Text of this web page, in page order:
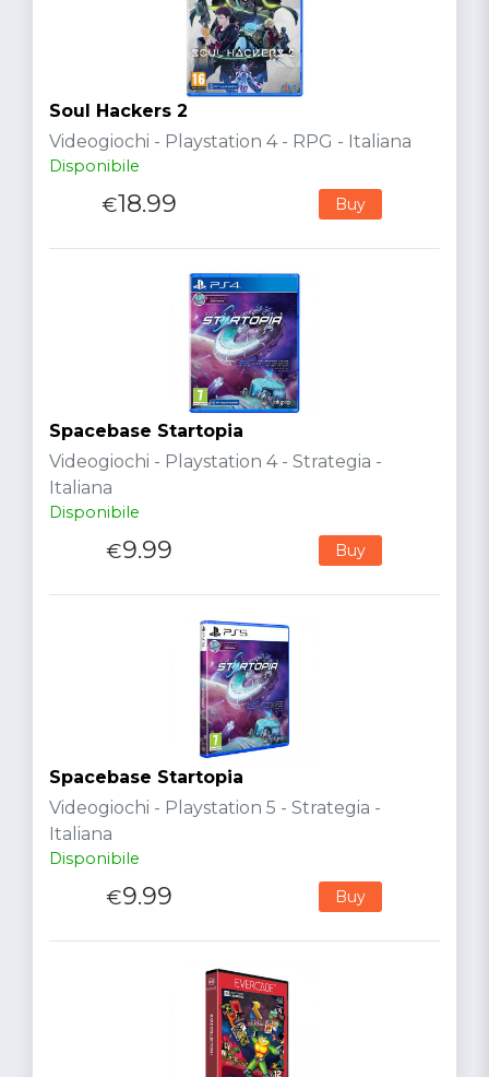
Soul Hackers 2
Videogiochi - Playstation 4 - RPG - Italiana
Disponibile
€18.99 Buy
Spacebase Startopia
Videogiochi - Playstation 4 - Strategia -
Italiana
Disponibile
€9.99 Buy
Spacebase Startopia
Videogiochi - Playstation 5 - Strategia -
Italiana
Disponibile
€9.99 Buy